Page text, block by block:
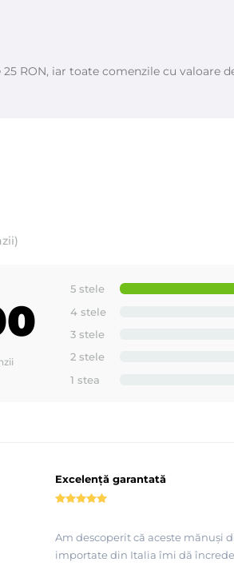
RON, iar toate comenzile cu valoare
5 stele
4 stele
3 stele
2 stele
1 stea
Excelență garantată
Am descoperit că aceste mănuși
importate din Italia îmi dă